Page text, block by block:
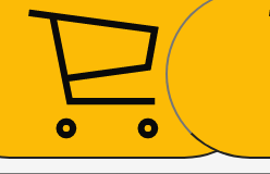
585